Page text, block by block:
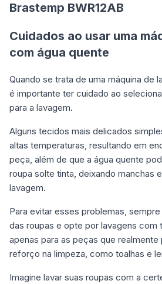
Brastemp BWR12AB
Cuidados ao usar uma
com água quente
Quando se trata de uma máquina de
é importante ter cuidado ao
para a lavagem.
Alguns tecidos mais delicados
altas temperaturas, resultando em
peça, além de que a água quente
roupa solte tinta, deixando manchas
lavagem.
Para evitar esses problemas,
das roupas e opte por lavagens com
apenas para as peças que realmente
reforço na limpeza, como toalhas e
Imagine lavar suas roupas com a